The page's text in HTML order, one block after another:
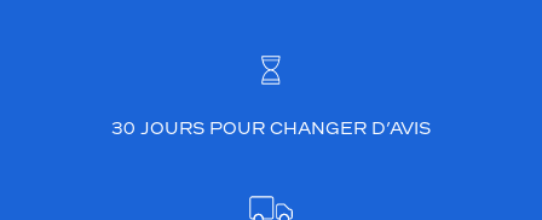
30 JOURS POUR CHANGER D’AVIS